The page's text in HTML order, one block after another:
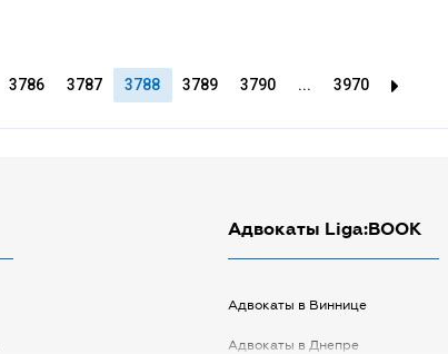
3786 3787 3788 3789 3790 ... 3970
Адвокаты Liga:BOOK
Адвокаты в Виннице
Адвокаты в Днепре